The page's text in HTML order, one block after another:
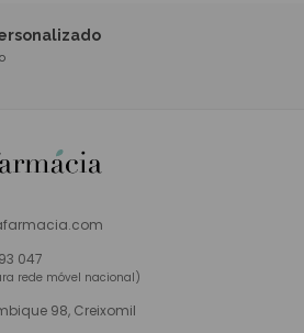
047
rede móvel nacional)
98, Creixomil